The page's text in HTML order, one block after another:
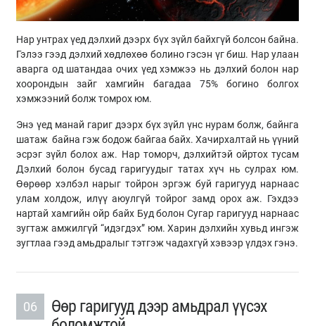
Нар унтрах үед дэлхий дээрх бүх зүйл байхгүй болсон байна.
Гэлээ гээд дэлхий хөдлөхөө болино гэсэн үг биш. Нар улаан
аварга од шатандаа очих үед хэмжээ нь дэлхий болон нар
хоорондын зайг хамгийн багадаа 75% богино болгох
хэмжээний болж томрох юм.
Энэ үед манай гариг дээрх бүх зүйл үнс нурам болж, байнга
шатаж байна гэж бодож байгаа байх. Хачирхалтай нь үүний
эсрэг зүйл болох аж. Нар томорч, дэлхийтэй ойртох тусам
Дэлхий болон бусад гаригуудыг татах хүч нь сулрах юм.
Өөрөөр хэлбэл нарыг тойрон эргэж буй гаригууд нарнаас
улам холдож, илүү аюулгүй тойрог замд орох аж. Гэхдээ
нартай хамгийн ойр байх Буд болон Сугар гаригууд нарнаас
зугтаж амжилгүй “идэгдэх” юм. Харин дэлхийн хувьд ингэж
зугтлаа гээд амьдралыг тэтгэж чадахгүй хэвээр үлдэх гэнэ.
06
Өөр гаригууд дээр амьдрал үүсэх